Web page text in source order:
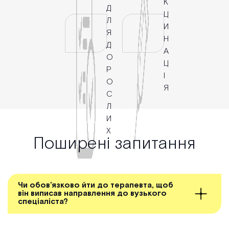
Д
Л
Я
Д
О
Р
О
С
Л
И
Х
К
Ц
И
Н
А
Ц
І
Я
Поширені запитання
Чи обов’язково йти до терапевта, щоб
він виписав направлення до вузького
спеціаліста?